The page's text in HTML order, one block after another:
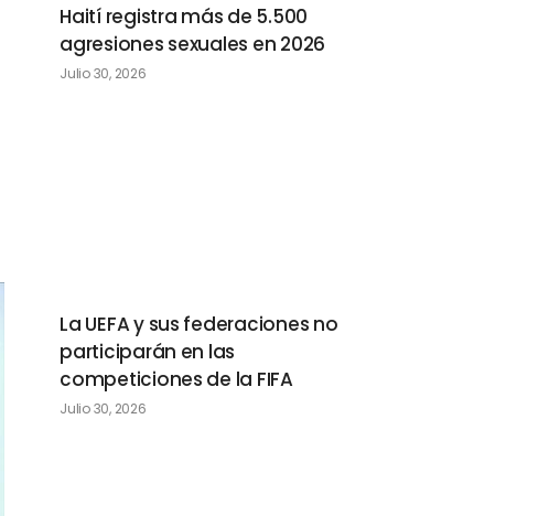
Haití registra más de 5.500
agresiones sexuales en 2026
Julio 30, 2026
La UEFA y sus federaciones no
participarán en las
competiciones de la FIFA
Julio 30, 2026